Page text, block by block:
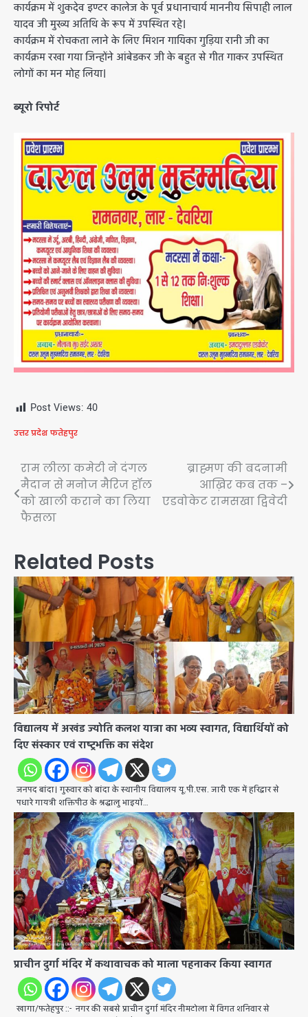
कार्यक्रम में शुकदेव इण्टर कालेज के पूर्व प्रधानाचार्य माननीय सिपाही लाल
यादव जी मुख्य अतिथि के रूप में उपस्थित रहे।
कार्यक्रम में रोचकता लाने के लिए मिशन गायिका गुड़िया रानी जी का
कार्यक्रम रखा गया जिन्होंने आंबेडकर जी के बहुत से गीत गाकर उपस्थित
लोगों का मन मोह लिया।
ब्यूरो रिपोर्ट
Post Views: 40
उत्तर प्रदेश फतेहपुर
Post
navigation
राम लीला कमेटी ने दंगल
मैदान से मनोज मैरिज हॉल
को खाली कराने का लिया
फैसला
ब्राह्मण की बदनामी
आख़िर कब तक –
एडवोकेट रामसखा द्विवेदी
Related Posts
विद्यालय में अखंड ज्योति कलश यात्रा का भव्य स्वागत, विद्यार्थियों को
दिए संस्कार एवं राष्ट्रभक्ति का संदेश
जनपद बांदा। गुरुवार को बांदा के स्थानीय विद्यालय यू.पी.एस. जारी एक में हरिद्वार से
पधारे गायत्री शक्तिपीठ के श्रद्धालु भाइयों…
प्राचीन दुर्गा मंदिर में कथावाचक को माला पहनाकर किया स्वागत
खागा/फतेहपुर ::- नगर की सबसे प्राचीन दुर्गा मंदिर नीमटोला में विगत शनिवार से